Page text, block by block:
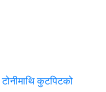
कुटपिटको